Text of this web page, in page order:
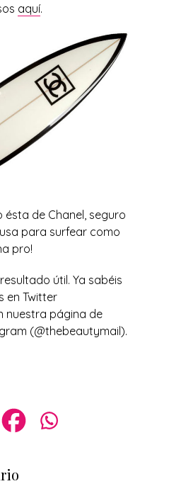
aquí.
de Chanel, seguro
para surfear como
pro!
útil. Ya sabéis
en Twitter
nuestra página de
(@thebeautymail).